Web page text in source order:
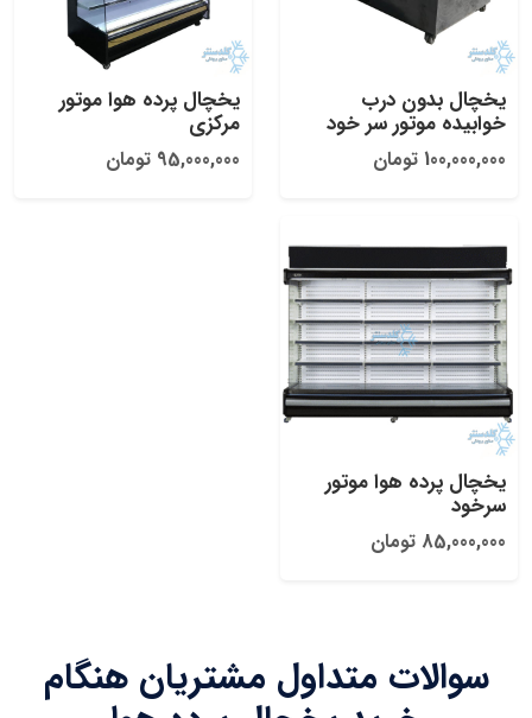
یخچال بدون درب
خوابیده موتور سر خود
100,000,000 تومان
یخچال پرده هوا موتور
مرکزی
95,000,000 تومان
یخچال پرده هوا موتور
سرخود
85,000,000 تومان
سوالات متداول مشتریان هنگام